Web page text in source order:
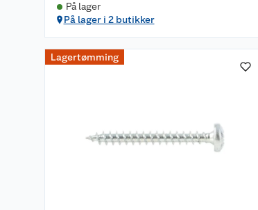
På lager
På lager i 2 butikker
Lagertømming